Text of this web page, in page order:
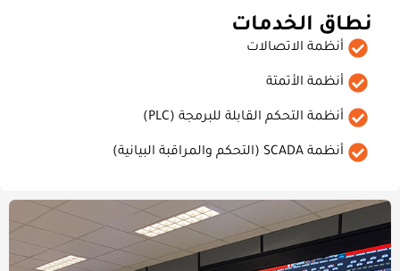
نطاق الخدمات
أنظمة الاتصالات
أنظمة الأتمتة
أنظمة التحكم القابلة للبرمجة (PLC)
أنظمة SCADA (التحكم والمراقبة البيانية)